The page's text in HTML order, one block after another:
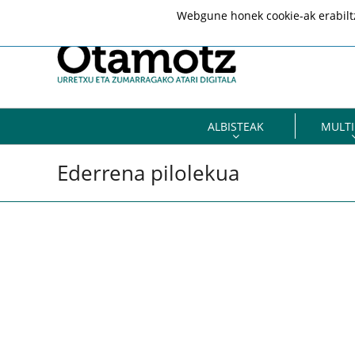
ALBISTEAK
Ederrena pilolekua
Webgune honek cookie-ak